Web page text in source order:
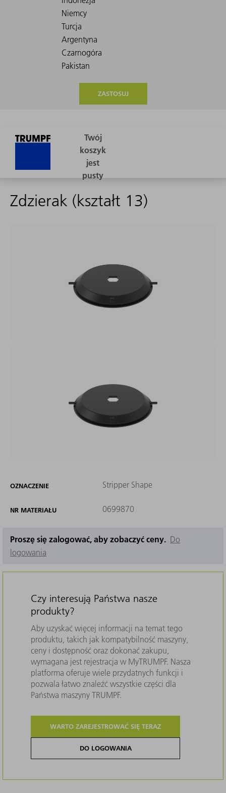
ZASTOSUJ
Zdzierak (kształt 13)
OZNACZENIE Stripper Shape
NR MATERIAŁU 0699870
Proszę się zalogować, aby zobaczyć ceny. Do
logowania
Czy interesują Państwa nasze
produkty?
Aby uzyskać więcej informacji na temat tego
produktu, takich jak kompatybilność maszyny,
ceny i dostępność oraz dokonać zakupu,
wymagana jest rejestracja w MyTRUMPF. Nasza
platforma oferuje wiele przydatnych funkcji i
pozwala łatwo znaleźć wszystkie części dla
Państwa maszyny TRUMPF.
WARTO ZAREJESTROWAĆ SIĘ TERAZ
DO LOGOWANIA